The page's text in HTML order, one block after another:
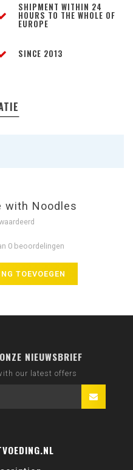
SHIPMENT WITHIN 24
HOURS TO THE WHOLE OF
EUROPE
SINCE 2013
with Noodles
0 beoordelingen
TOEVOEGEN
NIEUWSBRIEF
our latest offers